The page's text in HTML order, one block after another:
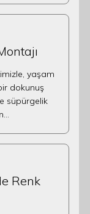
yaşam
dokunuş
süpürgelik
Renk